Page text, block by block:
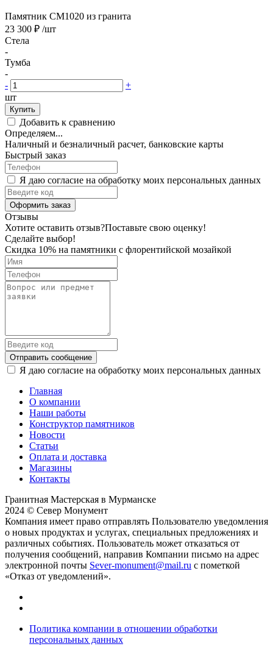
Памятник CM1020 из гранита
23 300 ₽ /шт
Стела
-
Тумба
-
-
+
шт
Купить
Добавить к сравнению
Определяем...
Наличный и безналичный расчет, банковские карты
Быстрый заказ
Я даю согласие на обработку моих персональных данных
Оформить заказ
Отзывы
Хотите оставить отзыв?Поставьте свою оценку!
Сделайте выбор!
Скидка 10% на памятники с флорентийской мозайкой
Отправить сообщение
Я даю согласие на обработку моих персональных данных
Главная
О компании
Наши работы
Конструктор памятников
Новости
Статьи
Оплата и доставка
Магазины
Контакты
Гранитная Мастерская в Мурманске
2024 © Север Монумент
Компания имеет право отправлять Пользователю уведомления
о новых продуктах и услугах, специальных предложениях и
различных событиях. Пользователь может отказаться от
получения сообщений, направив Компании письмо на адрес
электронной почты Sever-monument@mail.ru с пометкой
«Отказ от уведомлений».
Политика компании в отношении обработки
персональных данных